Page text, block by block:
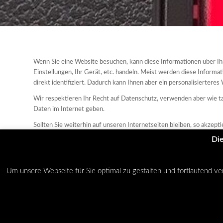
Wenn Sie eine Website besuchen, kann diese Informationen über
Einstellungen, Ihr Gerät, etc. handeln. Meist werden diese
direkt identifiziert. Dadurch kann Ihnen aber ein personalisierteres
Wir respektieren Ihr Recht auf Datenschutz, verwenden aber wie
Daten im Internet geben.
Sollten Sie weiterhin auf unseren Internetseiten bleiben, so
Anderenfalls verlassen Sie bitte umgehen unsere Internetpräsenz!
Dein aktueller Status: Keine Einwilligung erteilt. Verwalte deine
Um unsere Webseite für Sie optimal zu gestalten und fortlaufend